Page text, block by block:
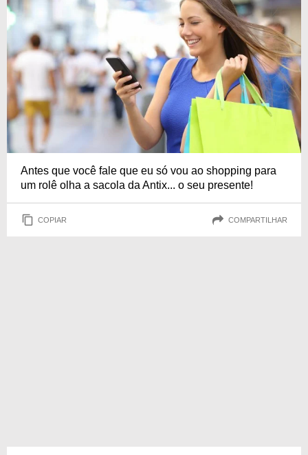
Antes que você fale que eu só vou ao shopping para
um rolê olha a sacola da Antix... o seu presente!
COPIAR COMPARTILHAR